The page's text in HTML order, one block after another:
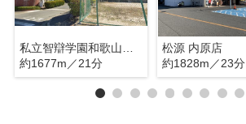
私立智辯学園和歌山高校
約1677m／21分
松源 内原店
約1828m／23分